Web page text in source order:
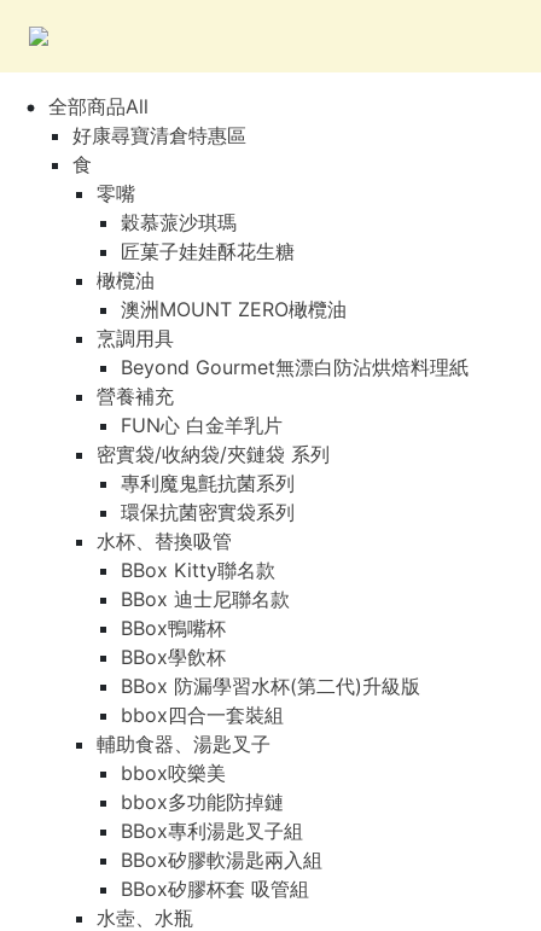
全部商品All
好康尋寶清倉特惠區
食
零嘴
穀慕蒎沙琪瑪
匠菓子娃娃酥花生糖
橄欖油
澳洲MOUNT ZERO橄欖油
烹調用具
Beyond Gourmet無漂白防沾烘焙料理紙
營養補充
FUN心 白金羊乳片
密實袋/收納袋/夾鏈袋 系列
專利魔鬼氈抗菌系列
環保抗菌密實袋系列
水杯、替換吸管
BBox Kitty聯名款
BBox 迪士尼聯名款
BBox鴨嘴杯
BBox學飲杯
BBox 防漏學習水杯(第二代)升級版
bbox四合一套裝組
輔助食器、湯匙叉子
bbox咬樂美
bbox多功能防掉鏈
BBox專利湯匙叉子組
BBox矽膠軟湯匙兩入組
BBox矽膠杯套 吸管組
水壺、水瓶